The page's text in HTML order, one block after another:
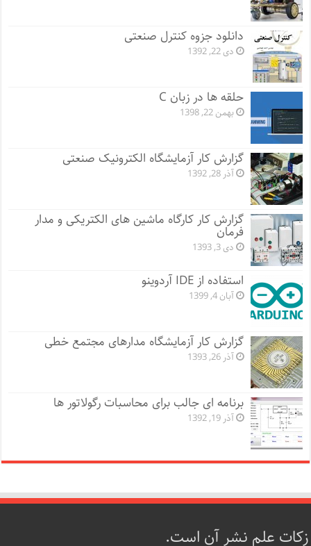
دانلود جزوه کنترل صنعتی
دی 22, 1392
حلقه ها در زبان C
بهمن 22, 1398
گزارش کار آزمایشگاه الکترونیک صنعتی
آذر 28, 1392
گزارش کار کارگاه ماشین های الکتریکی و مدار
فرمان
دی 3, 1393
استفاده از IDE آردوینو
آبان 4, 1399
گزارش کار آزمایشگاه مدارهای مجتمع خطی
آذر 26, 1393
برنامه ای جالب برای محاسبات رگولاتور ها
آذر 19, 1392
زکات علم نشر آن است.